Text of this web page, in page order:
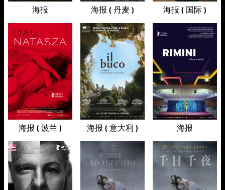
海报 海报 ( 丹麦 ) 海报 ( 国际 )
海报 ( 波兰 ) 海报 ( 意大利 ) 海报